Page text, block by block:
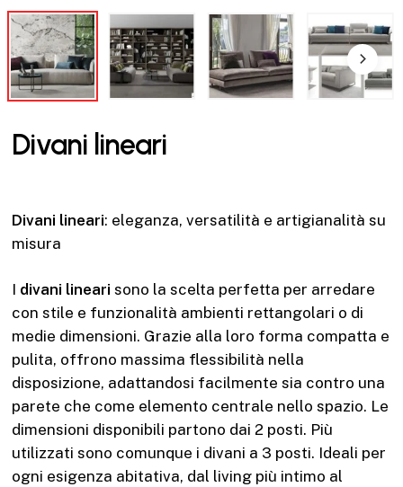
Divani lineari
Divani lineari: eleganza, versatilità e artigianalità su
misura
I divani lineari sono la scelta perfetta per arredare
con stile e funzionalità ambienti rettangolari o di
medie dimensioni. Grazie alla loro forma compatta e
pulita, offrono massima flessibilità nella
disposizione, adattandosi facilmente sia contro una
parete che come elemento centrale nello spazio. Le
dimensioni disponibili partono dai 2 posti. Più
utilizzati sono comunque i divani a 3 posti. Ideali per
ogni esigenza abitativa, dal living più intimo al